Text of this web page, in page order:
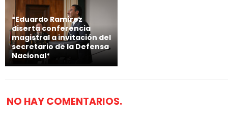
*Eduardo Ramírez
diserta conferencia
magistral a invitación del
secretario de la Defensa
Nacional*
NO HAY COMENTARIOS.